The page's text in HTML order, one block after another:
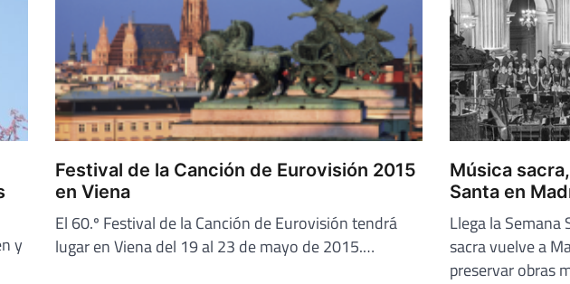
y
Festival de la Canción de Eurovisión 2015
en Viena
El 60.º Festival de la Canción de Eurovisión tendrá
lugar en Viena del 19 al 23 de mayo de 2015.…
Música
Santa en
Llega la
sacra vuelve a
preservar obras